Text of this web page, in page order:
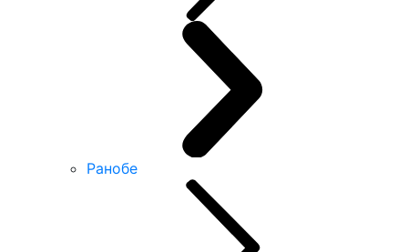
Ранобе